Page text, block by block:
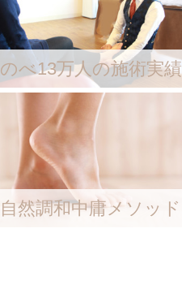
のべ13万人の施術実績
自然調和中庸メソッド